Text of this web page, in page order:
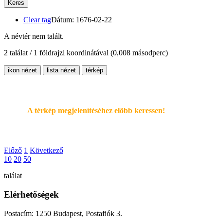
Keres
Clear tagDátum: 1676-02-22
A névtér nem talált.
2 találat / 1 földrajzi koordinátával (0,008 másodperc)
ikon nézet lista nézet térkép
A térkép megjelenítéséhez elöbb keressen!
Előző 1 Következő
10 20 50
találat
Elérhetőségek
Postacím: 1250 Budapest, Postafiók 3.